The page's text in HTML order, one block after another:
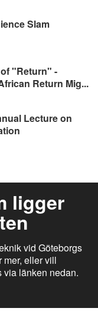
Slam
"Return" -
Return Mig...
Lecture on
ligger
vid Göteborgs
mer, eller vill
via länken nedan.